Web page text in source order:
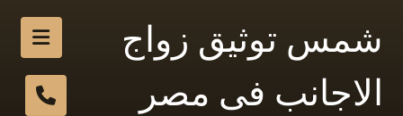
شمس توثيق زواج
الاجانب فى مصر